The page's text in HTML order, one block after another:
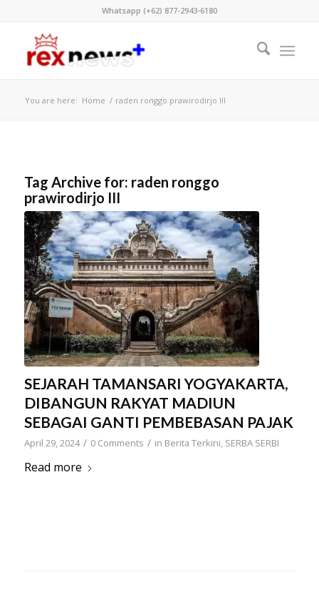
Whatsapp (+62) 877-2943-6180
You are here: Home / raden ronggo prawirodirjo III
Tag Archive for: raden ronggo
prawirodirjo III
SEJARAH TAMANSARI YOGYAKARTA,
DIBANGUN RAKYAT MADIUN
SEBAGAI GANTI PEMBEBASAN PAJAK
April 29, 2024 / 0 Comments / in Berita Terkini, SERBA SERBI
Read more